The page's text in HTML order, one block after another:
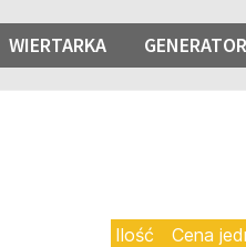
WIERTARKA
Ilość Cena